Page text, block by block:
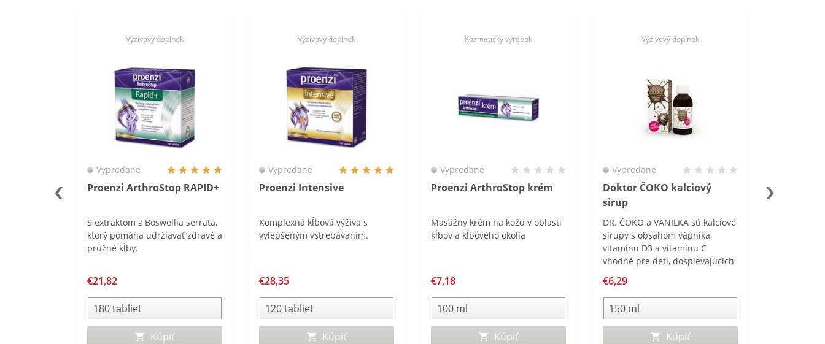
Výživový doplnok
Proenzi ArthroStop RAPID+
Vypredané
S extraktom z Boswellia serrata,
ktorý pomáha udržiavať zdravé a
pružné kĺby.
€21,82
Kúpiť
Výživový doplnok
Proenzi Intensive
Vypredané
Komplexná kĺbová výživa s
vylepšeným vstrebávaním.
€28,35
Kúpiť
Kozmetický výrobok
Proenzi ArthroStop krém
Vypredané
Masážny krém na kožu v oblasti
kĺbov a kĺbového okolia
€7,18
Kúpiť
Výživový doplnok
Doktor ČOKO kalciový
sirup
Vypredané
DR. ČOKO a VANILKA sú kalciové
sirupy s obsahom vápnika,
vitamínu D3 a vitamínu C
vhodné pre deti, dospievajúcich
vhodné užívať v období zvýšenej
potreby vápnika pre organizmus
alebo v čase, keď je príjem
vápnika v strave nedostatočný.
€6,29
Kúpiť